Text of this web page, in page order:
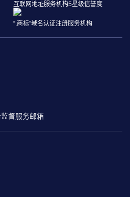
互联网地址服务机构5星级信誉度
“.商标”域名认证注册服务机构
督服务邮箱